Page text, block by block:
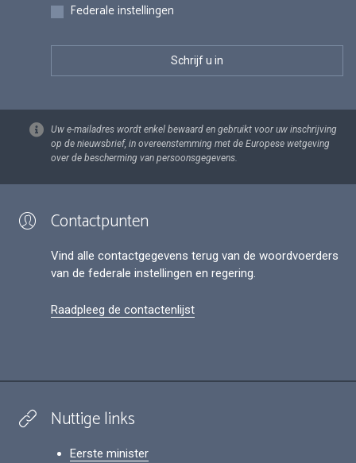
Federale instellingen
Uw e-mailadres wordt enkel bewaard en gebruikt voor uw inschrijving
op de nieuwsbrief, in overeenstemming met de Europese wetgeving
over de bescherming van persoonsgegevens.
Contactpunten
Vind alle contactgegevens terug van de woordvoerders
van de federale instellingen en regering.
Raadpleeg de contactenlijst
Nuttige links
Eerste minister